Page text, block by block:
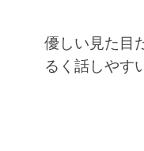
優しい見た目
るく話しやす